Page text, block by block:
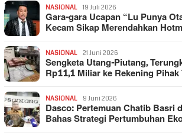
NASIONAL 19 Juli 2026
Gara-gara Ucapan “Lu Punya
Kecam Sikap Merendahkan
NASIONAL 21 Juni 2026
Sengketa Utang-Piutang,
Rp11,1 Miliar ke Rekening
NASIONAL 9 Juni 2026
Dasco: Pertemuan Chatib Basri
Bahas Strategi Pertumbuhan